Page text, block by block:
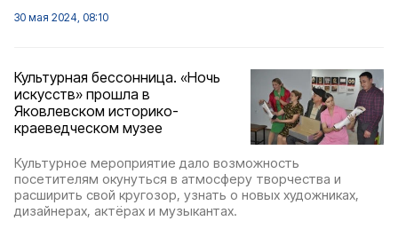
30 мая 2024, 08:10
Культурная бессонница. «Ночь
искусств» прошла в
Яковлевском историко-
краеведческом музее
Культурное мероприятие дало возможность
посетителям окунуться в атмосферу творчества и
расширить свой кругозор, узнать о новых художниках,
дизайнерах, актёрах и музыкантах.